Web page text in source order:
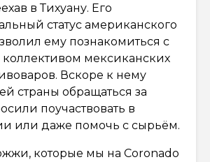
в Тихуану. Его
статус американского
ему познакомиться с
мексиканских
Вскоре к нему
страны обращаться за
поучаствовать в
или даже помочь с сырьём.
которые мы на Coronado